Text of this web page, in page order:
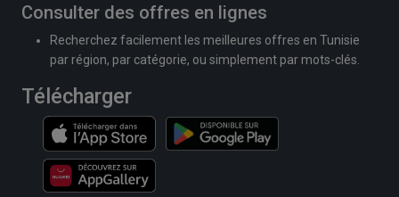
Consulter des offres en lignes
Recherchez facilement les meilleures offres en Tunisie
par région, par catégorie, ou simplement par mots-clés.
Télécharger